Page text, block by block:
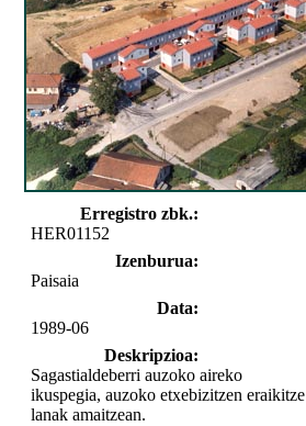
Erregistro zbk.:
HER01152
Izenburua:
Paisaia
Data:
1989-06
Deskripzioa:
Sagastialdeberri auzoko aireko
ikuspegia, auzoko etxebizitzen eraikitze
lanak amaitzean.